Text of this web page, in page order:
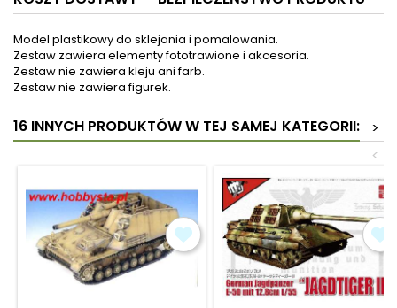
Model plastikowy do sklejania i pomalowania.
Zestaw zawiera elementy fototrawione i akcesoria.
Zestaw nie zawiera kleju ani farb.
Zestaw nie zawiera figurek.
16 INNYCH PRODUKTÓW W TEJ SAMEJ KATEGORII:
>
<